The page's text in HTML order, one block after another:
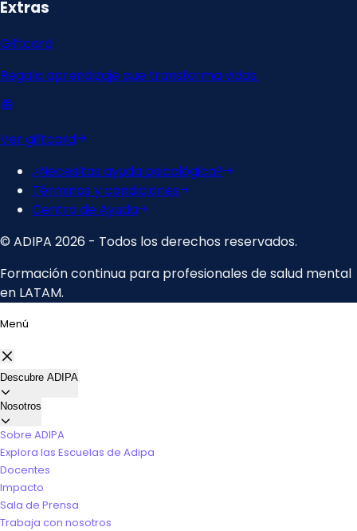
Menú
Descubre ADIPA
Nosotros
Sobre ADIPA
Explora las Escuelas de Adipa
Docentes
Impacto
Sala de Prensa
Trabaja con nosotros